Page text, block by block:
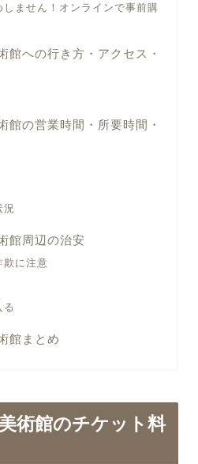
しません！オンラインで事前購
館への行き方・アクセス・
館の営業時間・所要時間・
況
館周辺の治安
欺に注意
る
館まとめ
術館のチケット料